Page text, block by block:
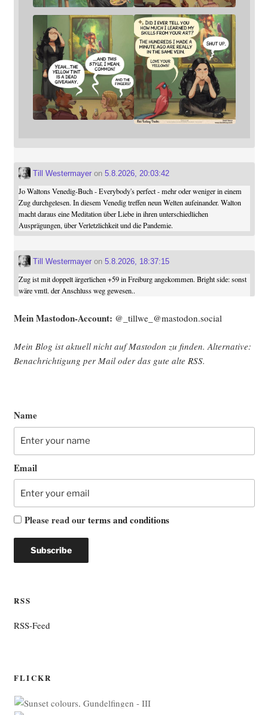
Till Westermayeron 5.8.2026, 20:03:42
Jo Waltons Venedig-Buch - Everybody's perfect - mehr oder weniger in einem
Zug durchgelesen. In diesem Venedig treffen neun Welten aufeinander. Walton
macht daraus eine Meditation über Liebe in ihren unterschiedlichen
Ausprägungen, über Verletzlichkeit und die Pandemie.
Till Westermayeron 5.8.2026, 18:37:15
Zug ist mit doppelt ärgerlichen +59 in Freiburg angekommen. Bright side: sonst
wäre vmtl. der Anschluss weg gewesen..
Mein Mast­o­don-Account: @_tillwe_@mastodon.social
Mein Blog ist aktu­ell nicht auf Mast­o­don zu fin­den. Alter­na­ti­ve:
Benach­rich­ti­gung per Mail oder das gute alte RSS.
Name
Email
Please read ourterms and conditions
RSS
RSS-Feed
FLICKR